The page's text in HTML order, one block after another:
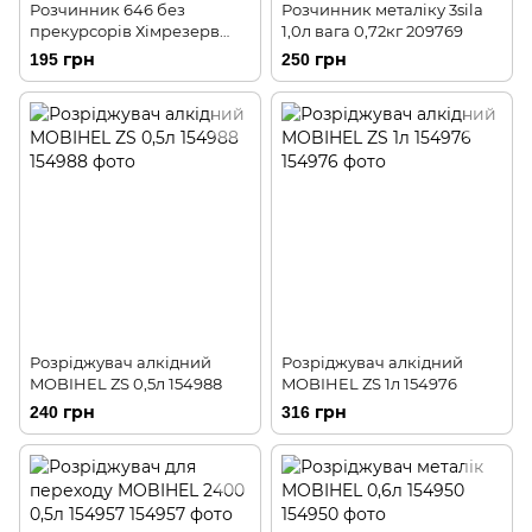
Розчинник 646 без
прекурсорів Хімрезерв
(1л)0,65кг 155047
195 грн
Розчинник металіку 3sila
1,0л вага 0,72кг 209769
250 грн
Розріджувач алкідний
MOBIHEL ZS 0,5л 154988
240 грн
Розріджувач алкідний
MOBIHEL ZS 1л 154976
316 грн